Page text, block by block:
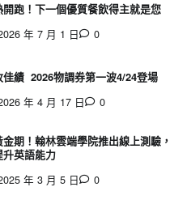
跑！下一個優質餐飲得主就是您
年 7 月 1 日 0
績 2026物調券第一波4/24登場
年 4 月 17 日 0
期！翰林雲端學院推出線上測驗，
英語能力
年 3 月 5 日 0